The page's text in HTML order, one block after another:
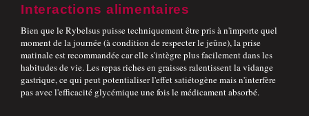
Interactions alimentaires
Bien que le Rybelsus puisse techniquement être pris à n'importe quel
moment de la journée (à condition de respecter le jeûne), la prise
matinale est recommandée car elle s'intègre plus facilement dans les
habitudes de vie. Les repas riches en graisses ralentissent la vidange
gastrique, ce qui peut potentialiser l'effet satiétogène mais n'interfère
pas avec l'efficacité glycémique une fois le médicament absorbé.